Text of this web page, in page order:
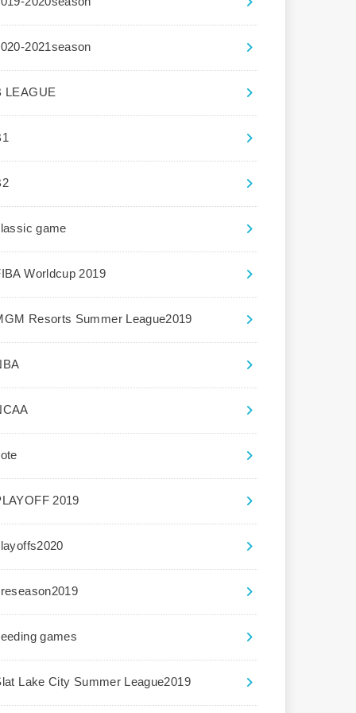
2021season
LEAGUE
game
Worldcup 2019
Resorts Summer League2019
2019
games
Lake City Summer League2019